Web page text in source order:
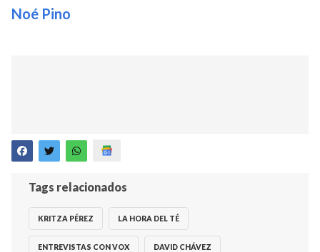
Noé Pino
Tags relacionados
KRITZA PÉREZ LA HORA DEL TÉ
ENTREVISTAS CON VOX DAVID CHÁVEZ